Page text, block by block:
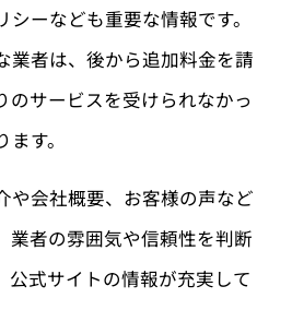
ーなども重要な情報です。
業者は、後から追加料金を請
のサービスを受けられなかっ
す。
や会社概要、お客様の声など
業者の雰囲気や信頼性を判断
公式サイトの情報が充実して